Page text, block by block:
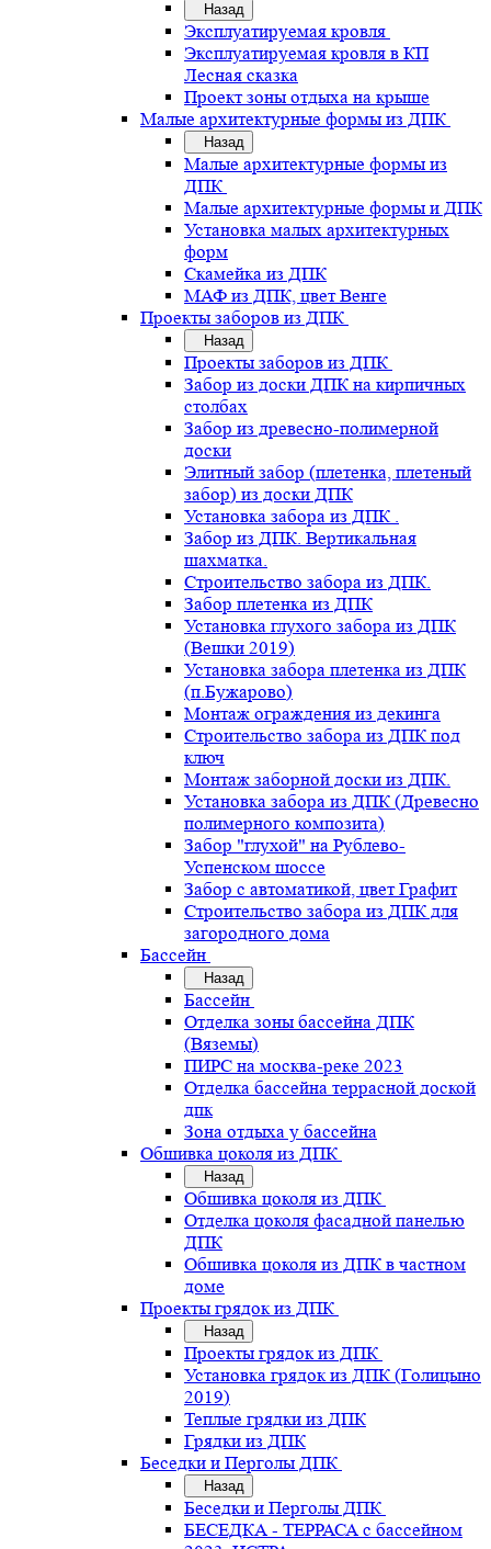
Назад
Эксплуатируемая кровля
Эксплуатируемая кровля в КП
Лесная сказка
Проект зоны отдыха на крыше
Малые архитектурные формы из ДПК
Назад
Малые архитектурные формы из
ДПК
Малые архитектурные формы и ДПК
Установка малых архитектурных
форм
Скамейка из ДПК
МАФ из ДПК, цвет Венге
Проекты заборов из ДПК
Назад
Проекты заборов из ДПК
Забор из доски ДПК на кирпичных
столбах
Забор из древесно-полимерной
доски
Элитный забор (плетенка, плетеный
забор) из доски ДПК
Установка забора из ДПК .
Забор из ДПК. Вертикальная
шахматка.
Строительство забора из ДПК.
Забор плетенка из ДПК
Установка глухого забора из ДПК
(Вешки 2019)
Установка забора плетенка из ДПК
(п.Бужарово)
Монтаж ограждения из декинга
Строительство забора из ДПК под
ключ
Монтаж заборной доски из ДПК.
Установка забора из ДПК (Древесно
полимерного композита)
Забор "глухой" на Рублево-
Успенском шоссе
Забор с автоматикой, цвет Графит
Строительство забора из ДПК для
загородного дома
Бассейн
Назад
Бассейн
Отделка зоны бассейна ДПК
(Вяземы)
ПИРС на москва-реке 2023
Отделка бассейна террасной доской
дпк
Зона отдыха у бассейна
Обшивка цоколя из ДПК
Назад
Обшивка цоколя из ДПК
Отделка цоколя фасадной панелью
ДПК
Обшивка цоколя из ДПК в частном
доме
Проекты грядок из ДПК
Назад
Проекты грядок из ДПК
Установка грядок из ДПК (Голицыно
2019)
Теплые грядки из ДПК
Грядки из ДПК
Беседки и Перголы ДПК
Назад
Беседки и Перголы ДПК
БЕСЕДКА - ТЕРРАСА с бассейном